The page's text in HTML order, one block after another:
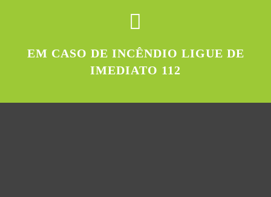
EM CASO DE INCÊNDIO LIGUE DE
IMEDIATO 112